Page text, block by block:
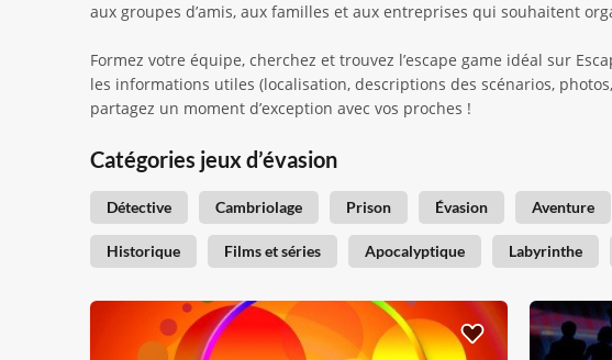
aux groupes d’amis, aux familles et aux entreprises qui souhaitent
Formez votre équipe, cherchez et trouvez l’escape game idéal sur
les informations utiles (localisation, descriptions des scénarios,
partagez un moment d’exception avec vos proches !
Catégories jeux d’évasion
Détective Cambriolage Prison Évasion Aventure
Historique Films et séries Apocalyptique Labyrinthe